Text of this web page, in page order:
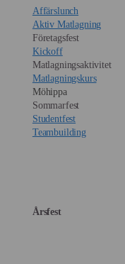
Affärslunch
Aktiv Matlagning
Företagsfest
Kickoff
Matlagningsaktivitet
Matlagningskurs
Möhippa
Sommarfest
Studentfest
Teambuilding
Årsfest